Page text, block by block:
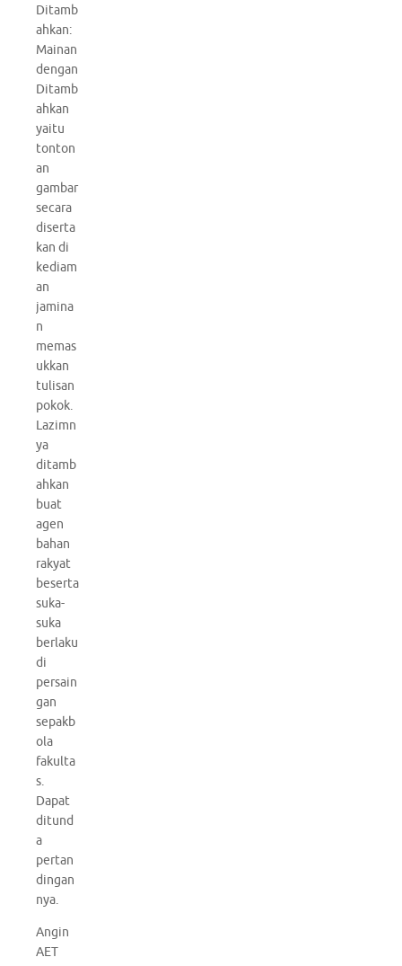
Ditamb
ahkan:
Mainan
dengan
Ditamb
ahkan
yaitu
tonton
an
gambar
secara
diserta
kan di
kediam
an
jamina
n
memas
ukkan
tulisan
pokok.
Lazimn
ya
ditamb
ahkan
buat
agen
bahan
rakyat
beserta
suka-
suka
berlaku
di
persain
gan
sepakb
ola
fakulta
s.
Dapat
ditund
a
pertan
dingan
nya.
Angin
AET